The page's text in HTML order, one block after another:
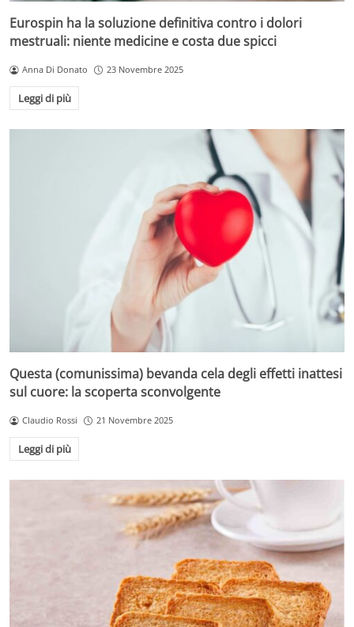
Eurospin ha la soluzione definitiva contro i dolori
mestruali: niente medicine e costa due spicci
Anna Di Donato 23 Novembre 2025
Leggi di più
Questa (comunissima) bevanda cela degli effetti inattesi
sul cuore: la scoperta sconvolgente
Claudio Rossi 21 Novembre 2025
Leggi di più